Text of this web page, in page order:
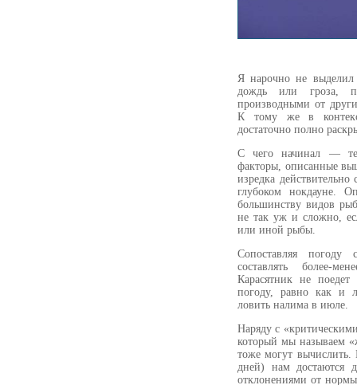
Я нарочно не выделил
дождь или гроза,
производными от
К тому же в
достаточно полно
С чего начинал —
факторы, описанные
изредка
глубоком нокдауне.
большинству видов
не так уж и сложно,
или иной рыбы.
Сопоставляя
составлять более-
Карасятник не
погоду, равно как и
ловить налима в июле.
Наряду с
который мы называем
тоже могут вычислить.
дней) нам
отклонениями от